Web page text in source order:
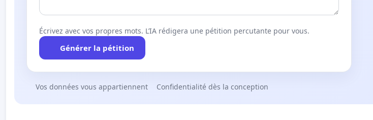
Écrivez avec vos propres mots. L’IA rédigera une pétition percutante pour vous.
Générer la pétition
Vos données vous appartiennent Confidentialité dès la conception